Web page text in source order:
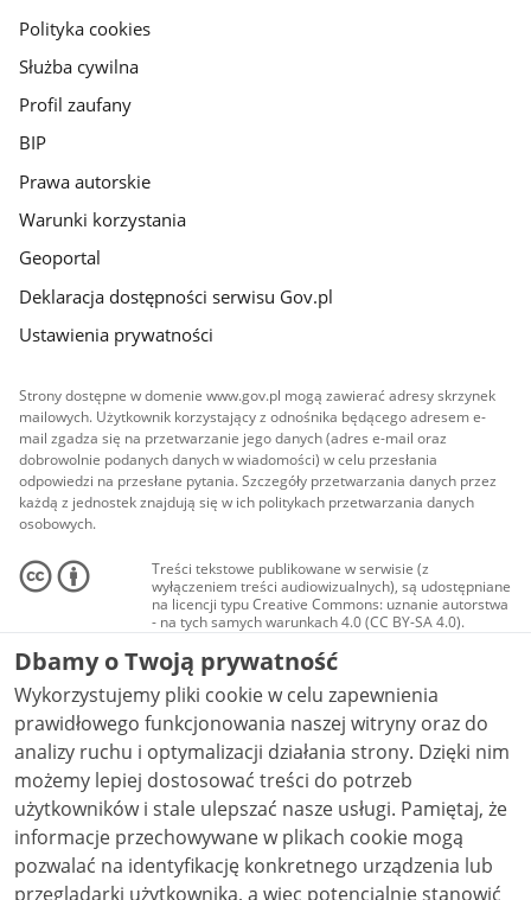
gov.pl
Polityka cookies
Służba cywilna
Profil zaufany
BIP
Prawa autorskie
Warunki korzystania
Geoportal
Deklaracja dostępności serwisu Gov.pl
Ustawienia prywatności
Strony dostępne w domenie www.gov.pl mogą zawierać adresy skrzynek
mailowych. Użytkownik korzystający z odnośnika będącego adresem e-
mail zgadza się na przetwarzanie jego danych (adres e-mail oraz
dobrowolnie podanych danych w wiadomości) w celu przesłania
odpowiedzi na przesłane pytania. Szczegóły przetwarzania danych przez
każdą z jednostek znajdują się w ich politykach przetwarzania danych
osobowych.
Treści tekstowe publikowane w serwisie (z
wyłączeniem treści audiowizualnych), są udostępniane
na licencji typu Creative Commons: uznanie autorstwa
- na tych samych warunkach 4.0 (CC BY-SA 4.0).
Materiały audiowizualne, w tym zdjęcia, materiały
audio i wideo, są udostępniane na licencji typu
Creative Commons: uznanie autorstwa użycie
niekomercyjne - bez utworów zależnych 4.0 (CC BY-
NC-ND 4.0), o ile nie jest to stwierdzone inaczej.
Dbamy o Twoją prywatność
Wykorzystujemy pliki cookie w celu zapewnienia
prawidłowego funkcjonowania naszej witryny oraz do
analizy ruchu i optymalizacji działania strony. Dzięki nim
możemy lepiej dostosować treści do potrzeb
użytkowników i stale ulepszać nasze usługi. Pamiętaj, że
informacje przechowywane w plikach cookie mogą
pozwalać na identyfikację konkretnego urządzenia lub
przeglądarki użytkownika, a więc potencjalnie stanowić